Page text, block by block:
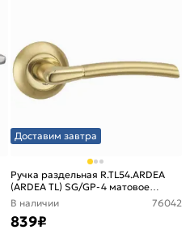
Доставим завтра
Ручка раздельная R.TL54.ARDEA
(ARDEA TL) SG/GP-4 матовое
золото/золото
В наличии 76042
839₽